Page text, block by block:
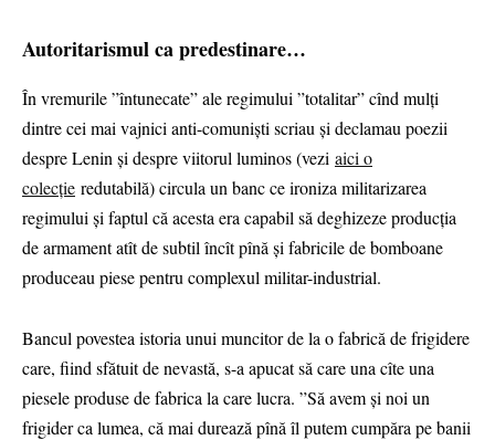
Autoritarismul ca predestinare…
În vremurile ”întunecate” ale regimului ”totalitar” cînd mulți
dintre cei mai vajnici anti-comuniști scriau și declamau poezii
despre Lenin și despre viitorul luminos (vezi aici o
colecție redutabilă) circula un banc ce ironiza militarizarea
regimului și faptul că acesta era capabil să deghizeze producția
de armament atît de subtil încît pînă și fabricile de bomboane
produceau piese pentru complexul militar-industrial.
Bancul povestea istoria unui muncitor de la o fabrică de frigidere
care, fiind sfătuit de nevastă, s-a apucat să care una cîte una
piesele produse de fabrica la care lucra. ”Să avem și noi un
frigider ca lumea, că mai durează pînă îl putem cumpăra pe banii